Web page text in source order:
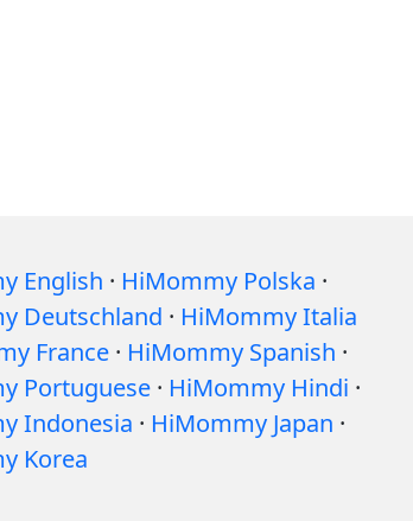
English · HiMommy Polska ·
Deutschland · HiMommy Italia
France · HiMommy Spanish ·
Portuguese · HiMommy Hindi ·
Indonesia · HiMommy Japan ·
Korea